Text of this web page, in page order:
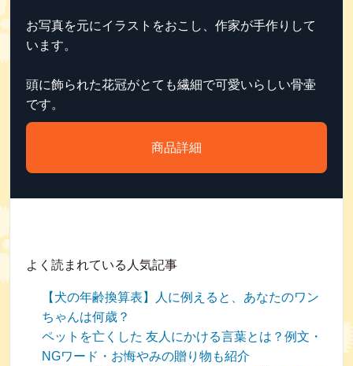
お写真を元にイラストをおこし、作家が手作りして
います。
頭に飾られた花冠がとても繊細で可愛いらしい骨壷
です。
商品詳細
よく読まれている人気記事
【犬の年齢換算表】人に例えると、あなたのワン
ちゃんは何歳？
ペットを亡くした 友人にかける言葉とは？例文・
NGワード・お悔やみの贈り物も紹介